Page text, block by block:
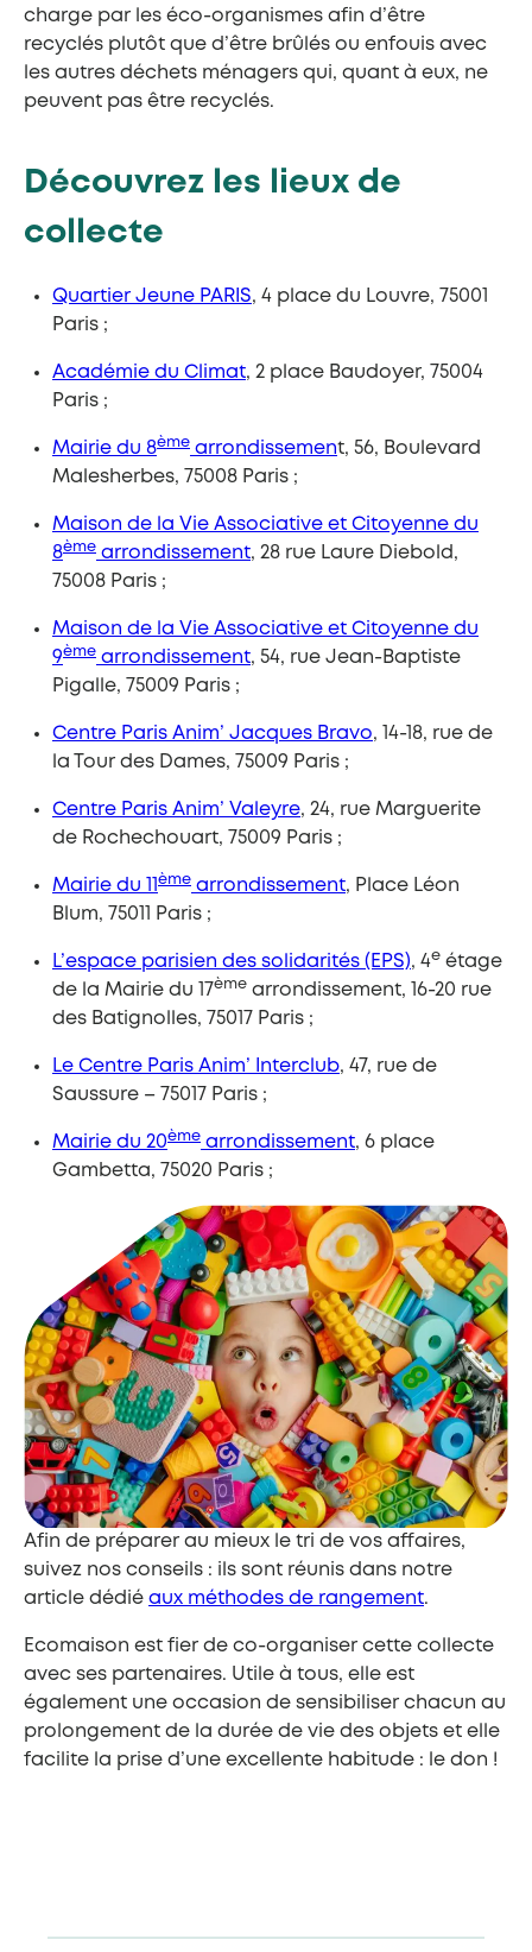
charge par les éco-organismes afin d’être
recyclés plutôt que d’être brûlés ou enfouis avec
les autres déchets ménagers qui, quant à eux, ne
peuvent pas être recyclés.
Découvrez les lieux de
collecte
Quartier Jeune PARIS, 4 place du Louvre, 75001
Paris ;
Académie du Climat, 2 place Baudoyer, 75004
Paris ;
Mairie du 8ème arrondissement, 56, Boulevard
Malesherbes, 75008 Paris ;
Maison de la Vie Associative et Citoyenne du
8ème arrondissement, 28 rue Laure Diebold,
75008 Paris ;
Maison de la Vie Associative et Citoyenne du
9ème arrondissement, 54, rue Jean-Baptiste
Pigalle, 75009 Paris ;
Centre Paris Anim’ Jacques Bravo, 14-18, rue de
la Tour des Dames, 75009 Paris ;
Centre Paris Anim’ Valeyre, 24, rue Marguerite
de Rochechouart, 75009 Paris ;
Mairie du 11 ème arrondissement, Place Léon
Blum, 75011 Paris ;
L’espace parisien des solidarités (EPS), 4e étage
de la Mairie du 17ème arrondissement, 16-20 rue
des Batignolles, 75017 Paris ;
Le Centre Paris Anim’ Interclub, 47, rue de
Saussure – 75017 Paris ;
Mairie du 20ème arrondissement, 6 place
Gambetta, 75020 Paris ;
Afin de préparer au mieux le tri de vos affaires,
suivez nos conseils : ils sont réunis dans notre
article dédié aux méthodes de rangement.
Ecomaison est fier de co-organiser cette collecte
avec ses partenaires. Utile à tous, elle est
également une occasion de sensibiliser chacun au
prolongement de la durée de vie des objets et elle
facilite la prise d’une excellente habitude : le don !